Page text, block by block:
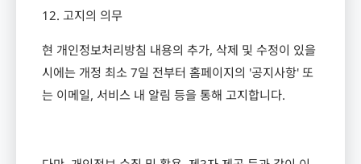
12. 고지의 의무
현 개인정보처리방침 내용의 추가, 삭제 및 수정이 있을
시에는 개정 최소 7일 전부터 홈페이지의 '공지사항' 또
는 이메일, 서비스 내 알림 등을 통해 고지합니다.